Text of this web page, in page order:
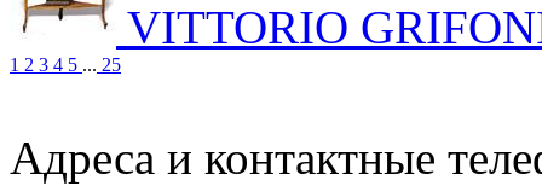
VITTORIO
1 2 3 4 5 ... 25
Адреса и контактные